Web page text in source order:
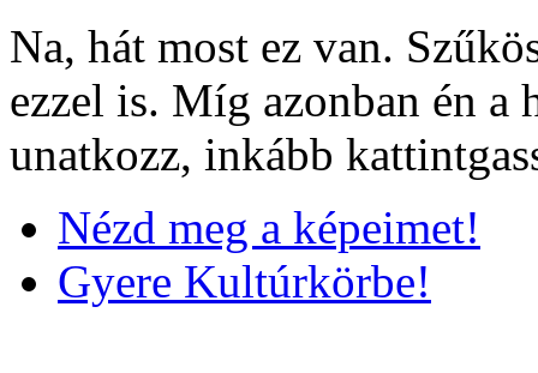
Na, hát most ez van.
ezzel is. Míg azonban én a
unatkozz, inkább
Nézd meg a képeimet!
Gyere Kultúrkörbe!